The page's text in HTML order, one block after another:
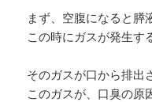
まず、空腹になると膵
この時にガスが発生す
そのガスが口から排出
このガスが、口臭の原